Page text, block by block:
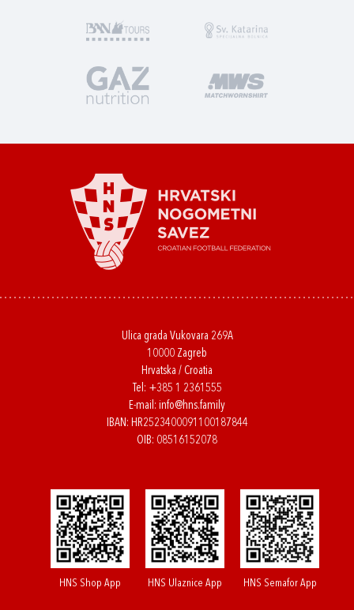
Ulica grada Vukovara 269A
10000 Zagreb
Hrvatska / Croatia
Tel: +385 1 2361555
E-mail: info@hns.family
IBAN: HR2523400091100187844
OIB: 08516152078
HNS Shop App HNS Ulaznice App HNS Semafor App